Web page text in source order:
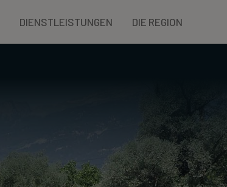
DIENSTLEISTUNGEN DIE REGION